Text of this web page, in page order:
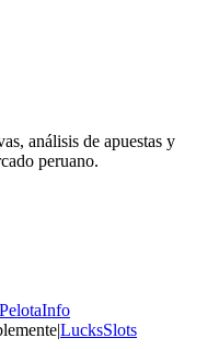
análisis de apuestas y
peruano.
PelotaInfo
|LucksSlots